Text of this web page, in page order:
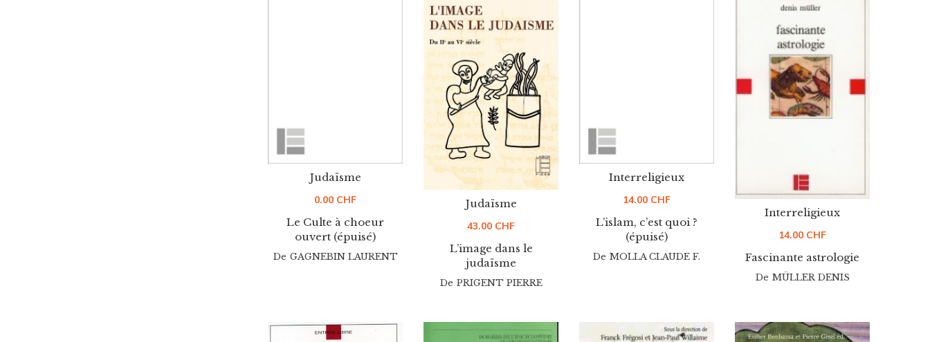
Le Culte à choeur
ouvert (épuisé)
Judaïsme
0.00 CHF
De GAGNEBIN LAURENT
L’image dans le
judaïsme
Judaïsme
43.00 CHF
De PRIGENT PIERRE
L’islam, c’est quoi ?
(épuisé)
Interreligieux
14.00 CHF
De MOLLA CLAUDE F. Fascinante astrologie
Interreligieux
14.00 CHF
De MÜLLER DENIS